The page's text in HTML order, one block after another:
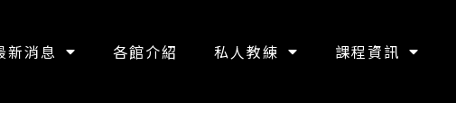
新消息 各館介紹 私人教練 課程資訊